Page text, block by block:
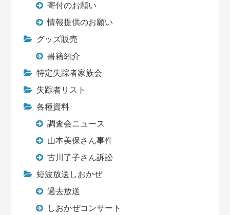
寄付のお願い
情報提供のお願い
グッズ販売
書籍紹介
特定失踪者家族会
失踪者リスト
各種資料
調査会ニュース
山本美保さん事件
古川了子さん訴訟
短波放送しおかぜ
過去放送
しおかぜコンサート